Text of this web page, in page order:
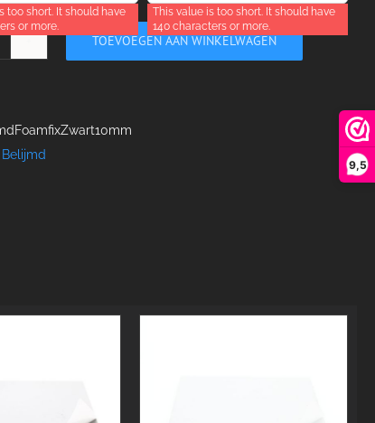
9,5
too short. It should have
or more.
This value is too short. It should have
140 characters or more.
TOEVOEGEN AAN WINKELWAGEN
Belijmd